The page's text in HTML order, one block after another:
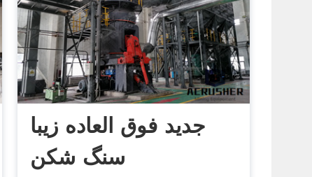
جدید فوق العاده زیبا
سنگ شکن